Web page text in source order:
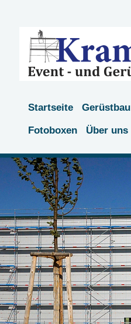
Startseite Gerüstbau
Fotoboxen Über uns